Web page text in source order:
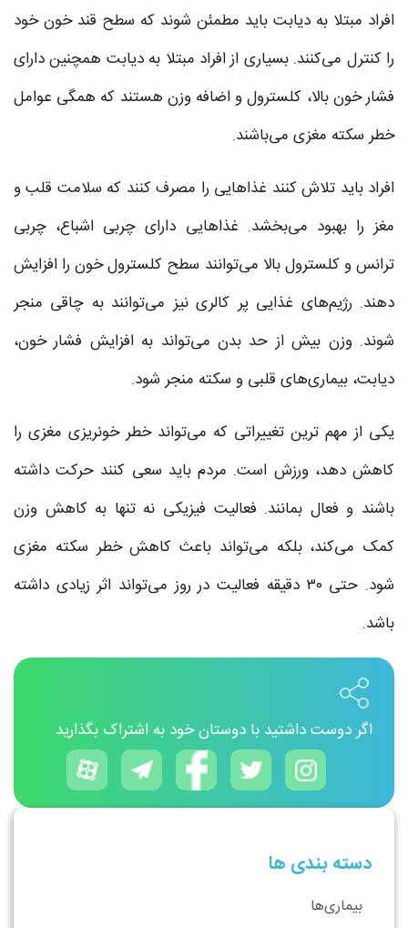
افراد مبتلا به دیابت باید مطمئن شوند که سطح قند خون خود
را کنترل می‌کنند. بسیاری از افراد مبتلا به دیابت همچنین دارای
فشار خون بالا، کلسترول و اضافه وزن هستند که همگی عوامل
خطر سکته مغزی می‌باشند.
افراد باید تلاش کنند غذاهایی را مصرف کنند که سلامت قلب و
مغز را بهبود می‌بخشد. غذاهایی دارای چربی اشباع، چربی
ترانس و کلسترول بالا می‌توانند سطح کلسترول خون را افزایش
دهند. رژیم‌های غذایی پر کالری نیز می‌توانند به چاقی منجر
شوند. وزن بیش از حد بدن می‌تواند به افزایش فشار خون،
دیابت، بیماری‌های قلبی و سکته منجر شود.
یکی از مهم ترین تغییراتی که می‌تواند خطر خونریزی مغزی را
کاهش دهد، ورزش است. مردم باید سعی کنند حرکت داشته
باشند و فعال بمانند. فعالیت فیزیکی نه تنها به کاهش وزن
کمک می‌کند، بلکه می‌تواند باعث کاهش خطر سکته مغزی
شود. حتی ۳۰ دقیقه فعالیت در روز می‌تواند اثر زیادی داشته
باشد.
اگر دوست داشتید با دوستان خود به اشتراک بگذارید
دسته بندی ها
بیماری‌ها